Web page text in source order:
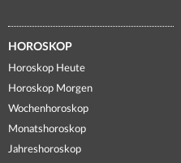
HOROSKOP
Horoskop Heute
Horoskop Morgen
Wochenhoroskop
Monatshoroskop
Jahreshoroskop